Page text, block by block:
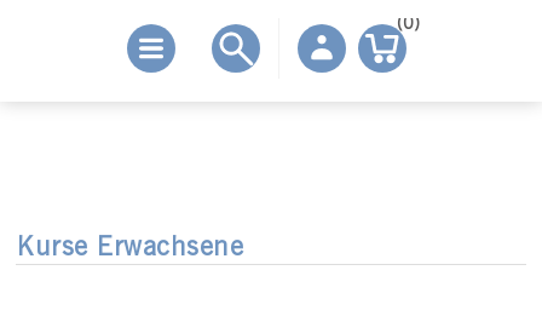
(0)
Kurse Erwachsene